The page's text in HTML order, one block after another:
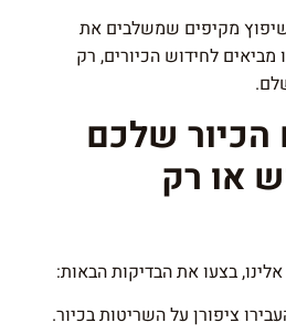
מקיפים שמשלבים את
לחידוש הכיורים, רק
הכיור שלכם
או רק
בצעו את הבדיקות הבאות:
ציפורן על השריטות בכיור.